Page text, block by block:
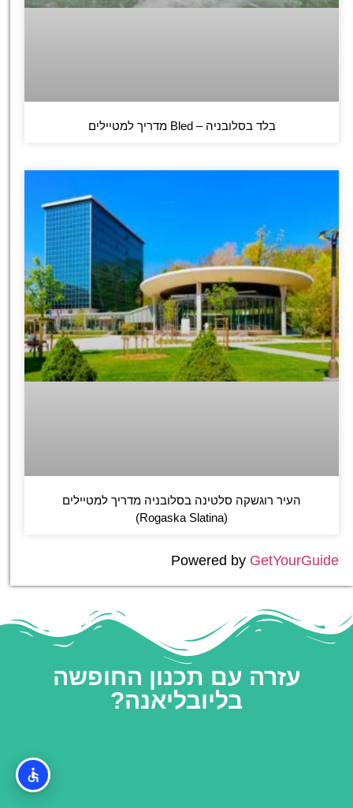
בלד בסלובניה – Bled מדריך למטיילים
העיר רוגשקה סלטינה בסלובניה מדריך למטיילים
(Rogaska Slatina)
Powered by GetYourGuide
עזרה עם תכנון החופשה
בליובליאנה?